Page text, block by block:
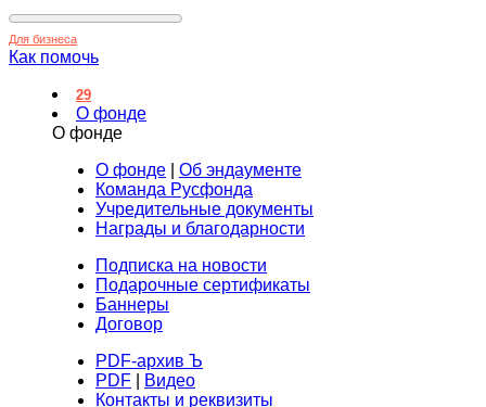
Для бизнеса
Как помочь
29
О фонде
О фонде
О фонде
Об эндаументе
Команда Русфонда
Учредительные документы
Награды и благодарности
Подписка на новости
Подарочные сертификаты
Баннеры
Договор
PDF-архив Ъ
PDF
Видео
Контакты и реквизиты